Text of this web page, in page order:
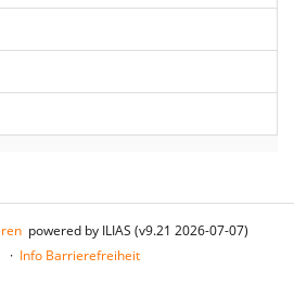
powered by ILIAS (v9.21 2026-07-07)
Info Barrierefreiheit